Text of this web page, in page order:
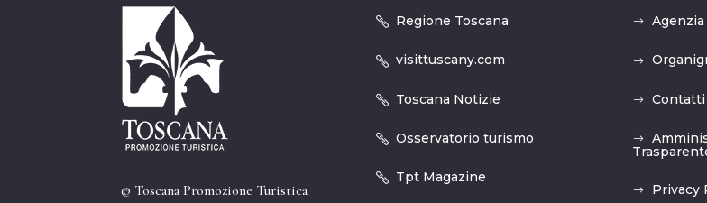
© Toscana Promozione Turistica
Regione Toscana
visittuscany.com
Toscana Notizie
Osservatorio turismo
Tpt Magazine
Agenzia
Contatti
Privacy